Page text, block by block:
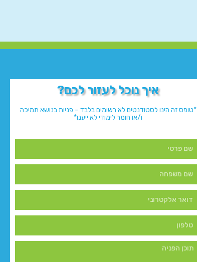
איך נוכל לעזור לכם?
*טופס זה הינו לסטודנטים לא רשומים בלבד – פניות בנושא תמיכה
ו/או חומר לימודי לא ייענו*